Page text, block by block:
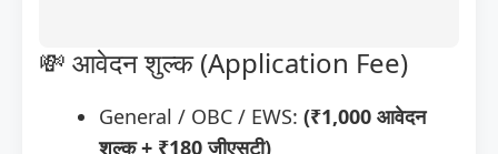
💸 आवेदन शुल्क (Application Fee)
General / OBC / EWS: (₹1,000 आवेदन
शुल्क + ₹180 जीएसटी)